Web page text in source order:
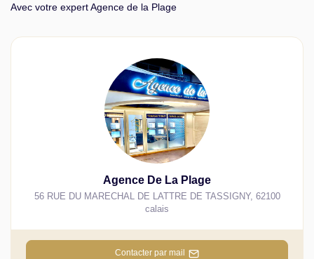
Avec votre expert Agence de la Plage
Agence De La Plage
56 RUE DU MARECHAL DE LATTRE DE TASSIGNY, 62100
calais
Contacter par mail